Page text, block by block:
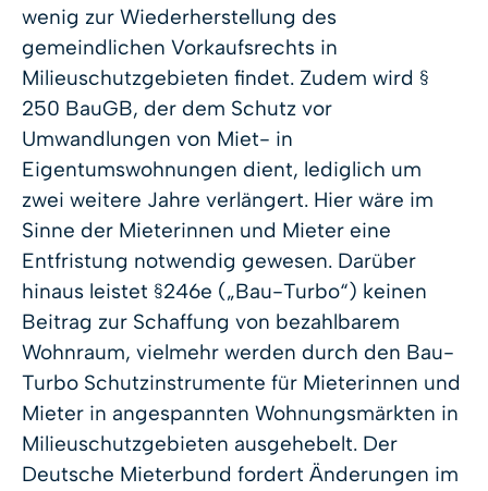
wenig zur Wiederherstellung des
gemeindlichen Vorkaufsrechts in
Milieuschutzgebieten findet. Zudem wird §
250 BauGB, der dem Schutz vor
Umwandlungen von Miet- in
Eigentumswohnungen dient, lediglich um
zwei weitere Jahre verlängert. Hier wäre im
Sinne der Mieterinnen und Mieter eine
Entfristung notwendig gewesen. Darüber
hinaus leistet §246e („Bau-Turbo“) keinen
Beitrag zur Schaffung von bezahlbarem
Wohnraum, vielmehr werden durch den Bau-
Turbo Schutzinstrumente für Mieterinnen und
Mieter in angespannten Wohnungsmärkten in
Milieuschutzgebieten ausgehebelt. Der
Deutsche Mieterbund fordert Änderungen im